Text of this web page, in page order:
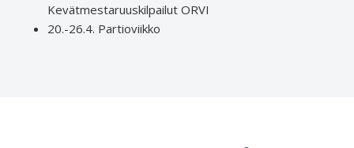
Kevätmestaruuskilpailut ORVI
20.-26.4. Partioviikko